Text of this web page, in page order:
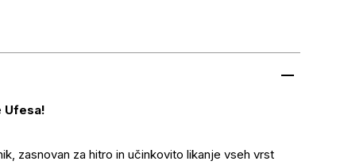
Ufesa!
zasnovan za hitro in učinkovito likanje vseh vrst